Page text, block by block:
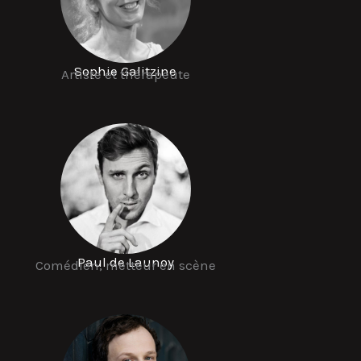
Sophie Galitzine
Artiste et thérapeute
Paul de Launoy
Comédien, metteur en scène